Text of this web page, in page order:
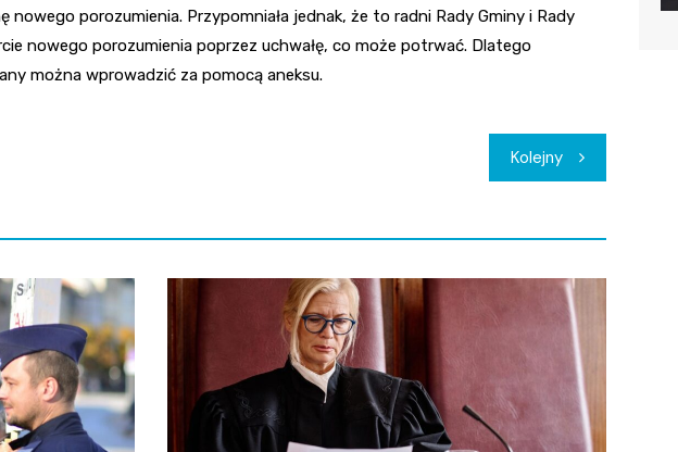
nowego porozumienia. Przypomniała jednak, że to radni Rady Gminy i Rady
nowego porozumienia poprzez uchwałę, co może potrwać. Dlatego
można wprowadzić za pomocą aneksu.
Kolejny